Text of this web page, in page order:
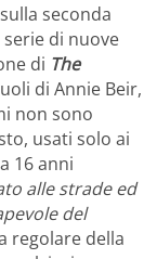
seconda
di nuove
di The
di Annie Beir,
non sono
usati solo ai
16 anni
alle strade ed
del
regolare della